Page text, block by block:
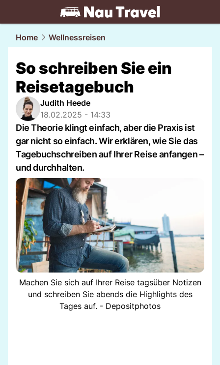
travel.NAU.ch
Home Wellnessreisen
So schreiben Sie ein
Reisetagebuch
Judith Heede
18.02.2025 - 14:33
Die Theorie klingt einfach, aber die Praxis ist
gar nicht so einfach. Wir erklären, wie Sie das
Tagebuchschreiben auf Ihrer Reise anfangen –
und durchhalten.
Machen Sie sich auf Ihrer Reise tagsüber Notizen
und schreiben Sie abends die Highlights des
Tages auf. - Depositphotos